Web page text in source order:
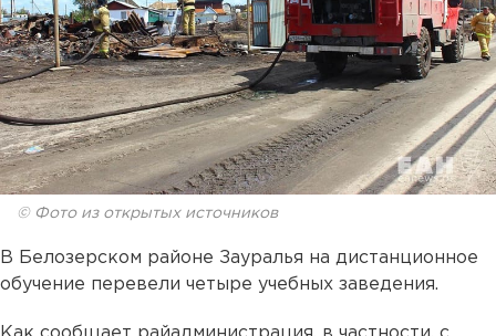
© Фото из открытых источников
В Белозерском районе Зауралья на дистанционное
обучение перевели четыре учебных заведения.